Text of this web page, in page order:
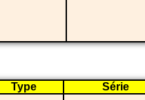
Type Série